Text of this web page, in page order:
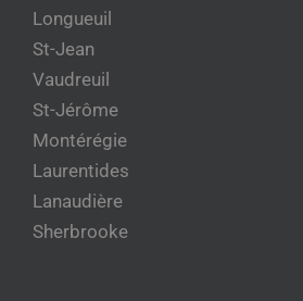
Longueuil
St-Jean
Vaudreuil
St-Jérôme
Montérégie
Laurentides
Lanaudière
Sherbrooke